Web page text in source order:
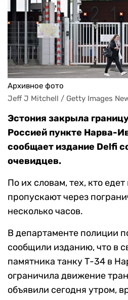
Архивное фото
Jeff J Mitchell / Getty Images
Эстония закрыла
Россией пункте Нарва-
сообщает издание Delfi
очевидцев.
По их словам, тех, кто
пропускают через
несколько часов.
В департаменте полиции
сообщили изданию, что в
памятника танку Т-34 в
ограничила движение
объявили сегодня утром,